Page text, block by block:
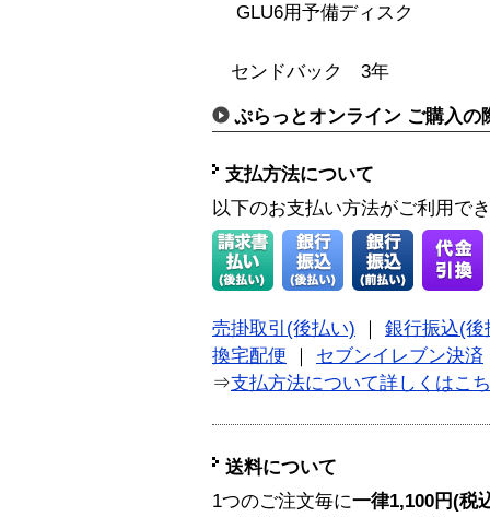
GLU6用予備ディスク
センドバック 3年
ぷらっとオンライン ご購入の
支払方法について
以下のお支払い方法がご利用で
売掛取引(後払い)
銀行振込(後
換宅配便
セブンイレブン決済
⇒支払方法について詳しくはこ
送料について
1つのご注文毎に一律1,100円(税